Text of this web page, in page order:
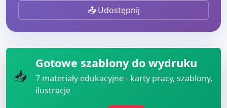
📤 Udostępnij
📥
Gotowe szablony do wydruku
7 materiały edukacyjne - karty pracy, szablony,
ilustracje